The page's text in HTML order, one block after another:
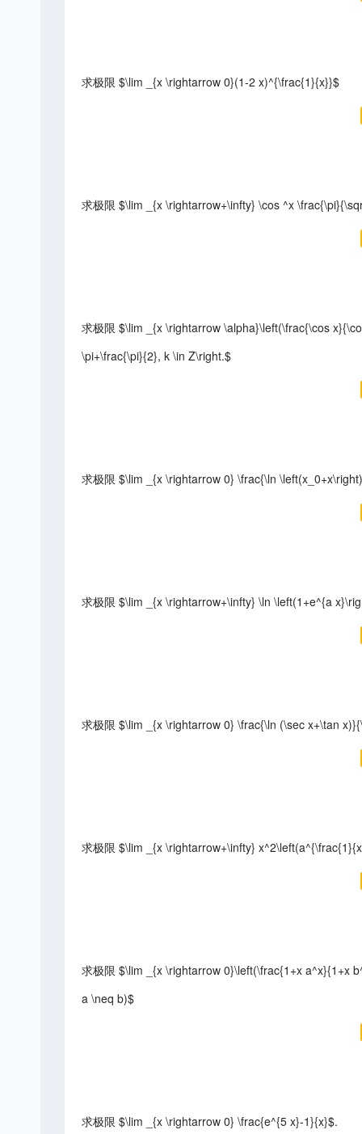
求极限 $\lim _{x \rightarrow 0}(1-2 x)^{\frac{1}{x}}$
求极限 $\lim _{x \rightarrow+\infty} \cos ^x
求极限 $\lim _{x \rightarrow \alpha}\left(\frac{\cos
\pi+\frac{\pi}{2}, k \in Z\right.$
求极限 $\lim _{x \rightarrow 0} \frac{\ln
求极限 $\lim _{x \rightarrow+\infty} \ln \left(1+e^{a
求极限 $\lim _{x \rightarrow 0} \frac{\ln (\sec x+\tan
求极限 $\lim _{x \rightarrow+\infty}
求极限 $\lim _{x \rightarrow 0}\left(\frac{1+x a^x}{1+x
a \neq b)$
求极限 $\lim _{x \rightarrow 0} \frac{e^{5 x}-1}{x}$.